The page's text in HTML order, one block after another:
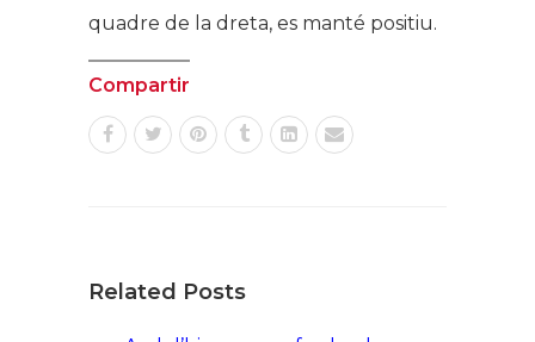
quadre de la dreta, es manté positiu.
Compartir
Related Posts